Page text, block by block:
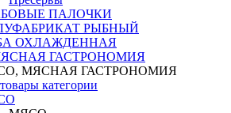
ПАЛОЧКИ
РЫБНЫЙ
ОХЛАЖДЕННАЯ
ГАСТРОНОМИЯ
МЯСНАЯ ГАСТРОНОМИЯ
категории